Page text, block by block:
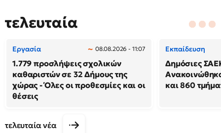
τελευταία
Εργασία 08.08.2026 - 11:07
1.779 προσλήψεις σχολικών
καθαριστών σε 32 Δήμους της
χώρας - Όλες οι προθεσμίες και οι
θέσεις
Εκπαίδευση
Δημόσιες
και 860
τελευταία νέα